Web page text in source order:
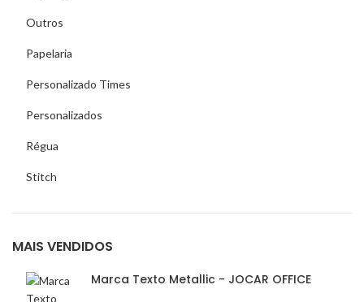
Outros
Papelaria
Personalizado Times
Personalizados
Régua
Stitch
MAIS VENDIDOS
Marca Texto Metallic - JOCAR OFFICE